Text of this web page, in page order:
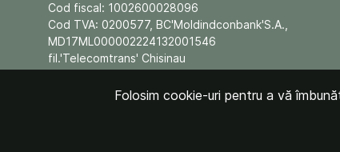
Cod fiscal: 1002600028096
Cod TVA: 0200577, BC'Moldindconbank'S.A.,
MD17ML000002224132001546
fil.'Telecomtrans' Chisinau
Folosim cookie-uri pentru a vă